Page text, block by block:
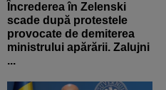
Încrederea în Zelenski
scade după protestele
provocate de demiterea
ministrului apărării. Zalujni
...